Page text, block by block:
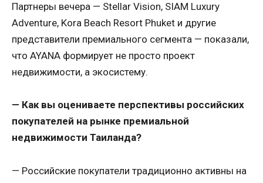
Партнеры вечера — Stellar Vision, SIAM Luxury
Adventure, Kora Beach Resort Phuket и другие
представители премиального сегмента — показали,
что AYANA формирует не просто проект
недвижимости, а экосистему.
— Как вы оцениваете перспективы российских
покупателей на рынке премиальной
недвижимости Таиланда?
— Российские покупатели традиционно активны на